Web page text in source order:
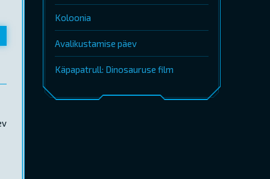
Koloonia
Avalikustamise päev
Käpapatrull: Dinosauruse film